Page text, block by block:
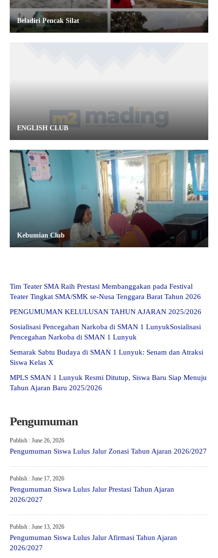
Beladiri Pencak Silat
ENGLISH CLUB
Kebumian Club
Tim Teater SMA Raih Prestasi Membanggakan pada Festival
Teater Tingkat SMA/SMK se-Nusa Tenggara Barat Tahun 2026
PENGUMUMAN KELULUSAN TAHUN AJARAN 2025/2026
Sosialisasi Pencegahan Narkoba di SMAN 1 LunyukSosialisasi
Pencegahan Narkoba di SMAN 1 Lunyuk
Semarak Sabtu Budaya di SMAN 1 Lunyuk: Senam dan Atraksi
Siswa Kelas X
MPLS SMAN 1 Lunyuk Resmi Ditutup, Siswa Baru Siap Menuju
Tahun Ajaran Baru 2025/2026
Pengumuman
Publish : June 26, 2026
Pengumuman Siswa Lulus Jalur Zonasi Tahun Ajaran 2026/2027
Publish : June 17, 2026
Pengumuman Siswa Lulus Jalur Prestasi Tahun Ajaran
2026/2027
Publish : June 13, 2026
Pengumuman Siswa Lulus Jalur Afirmasi Tahun Ajaran
2026/2027